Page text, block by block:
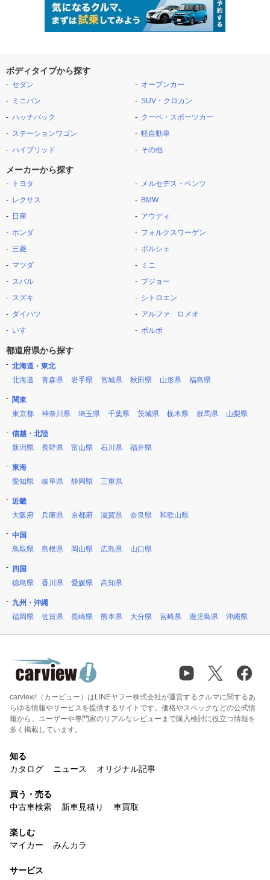
ボディタイプから探す
セダン
ミニバン
ハッチバック
ステーションワゴン
ハイブリッド
オープンカー
SUV・クロカン
クーペ・スポーツカー
軽自動車
その他
メーカーから探す
トヨタ
レクサス
日産
ホンダ
三菱
マツダ
スバル
スズキ
ダイハツ
いすゞ
メルセデス・ベンツ
BMW
アウディ
フォルクスワーゲン
ポルシェ
ミニ
プジョー
シトロエン
アルファ ロメオ
ボルボ
都道府県から探す
北海道・東北
北海道
青森県 岩手県 宮城県 秋田県 山形県 福島県
関東
東京都
神奈川県 埼玉県 千葉県 茨城県 栃木県 群馬県 山梨県
信越・北陸
新潟県
長野県 富山県 石川県 福井県
東海
愛知県
岐阜県 静岡県 三重県
近畿
大阪府
兵庫県 京都府 滋賀県 奈良県 和歌山県
中国
鳥取県
島根県 岡山県 広島県 山口県
四国
徳島県
香川県 愛媛県 高知県
九州・沖縄
福岡県
佐賀県 長崎県 熊本県 大分県 宮崎県 鹿児島県 沖縄県
carview!（カービュー）はLINEヤフー株式会社が運営するクルマに関するあ
らゆる情報やサービスを提供するサイトです。価格やスペックなどの公式情
報から、ユーザーや専門家のリアルなレビューまで購入検討に役立つ情報を
多く掲載しています。
知る
カタログ
ニュース オリジナル記事
買う・売る
中古車検索
新車見積り 車買取
楽しむ
マイカー
みんカラ
サービス